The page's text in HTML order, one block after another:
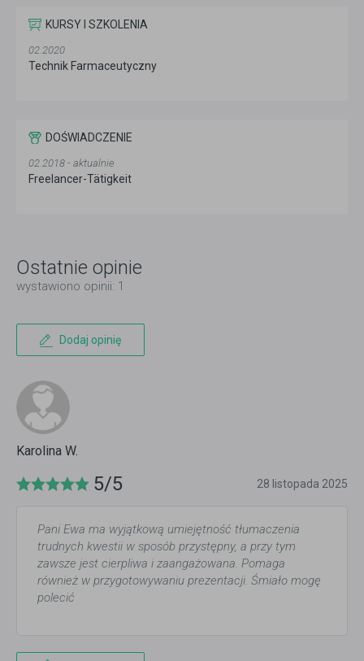
KURSY I SZKOLENIA
02.2020
Technik Farmaceutyczny
DOŚWIADCZENIE
02.2018 - aktualnie
Freelancer-Tätigkeit
Ostatnie opinie
wystawiono opinii: 1
Dodaj opinię
Karolina W.
5/5 28 listopada 2025
Pani Ewa ma wyjątkową umiejętność tłumaczenia
trudnych kwestii w sposób przystępny, a przy tym
zawsze jest cierpliwa i zaangażowana. Pomaga
również w przygotowywaniu prezentacji. Śmiało mogę
polecić